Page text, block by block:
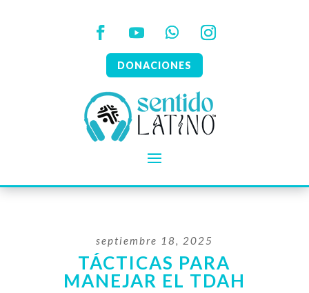
DONACIONES
septiembre 18, 2025
TÁCTICAS PARA
MANEJAR EL TDAH